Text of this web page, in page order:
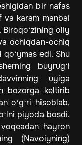
bir nafas
karam manbai
Biroqo‘zining oliy
ochiqdan-ochiq
edi. Shu
buyrug‘i
uyiga
bozorga keltirib
o‘g‘ri hisoblab,
piyoda bosdi.
hayron
(Navoiyning)